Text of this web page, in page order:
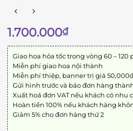
1.700.000₫
Giao hoa hỏa tốc trong vòng 60 – 120
Miễn phí giao hoa nội thành
Miễn phí thiệp, banner trị giá
Gửi hình trước và báo đơn hàng
Xuất hoá đơn VAT nếu khách có nhu
Hoàn tiền 100% nếu khách hàng
Giảm 5% cho đơn hàng thứ 2